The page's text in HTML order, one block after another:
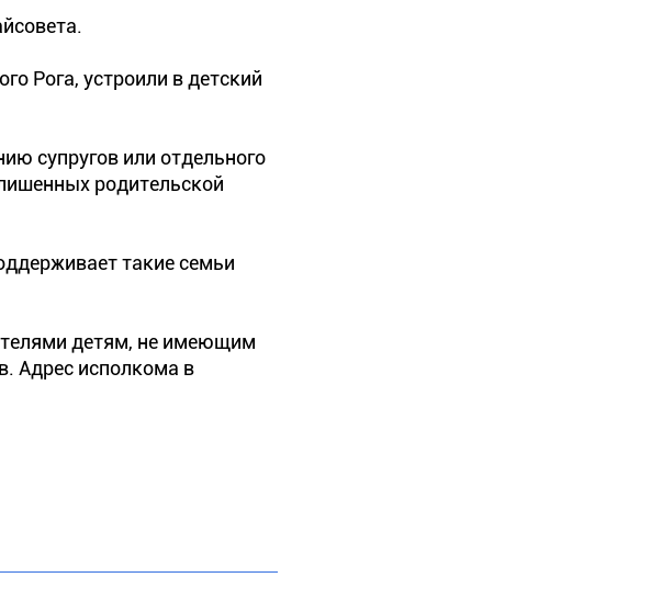
Рога, устроили в детский
супругов или отдельного
родительской
такие семьи
детям, не имеющим
Адрес исполкома в